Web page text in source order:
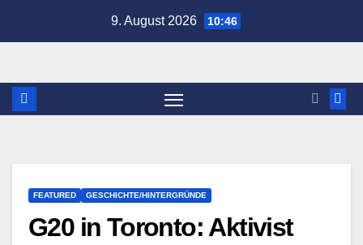
9. August 2026 10:46
FEATURED GESCHICHTE/HINTERGRÜNDE
G20 in Toronto: Aktivist